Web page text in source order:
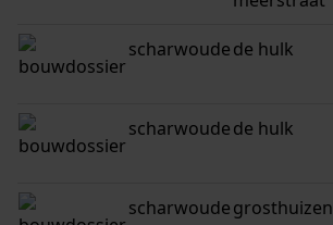
scharwoudede hulk
scharwoudede hulk
scharwoudegrosthuizen